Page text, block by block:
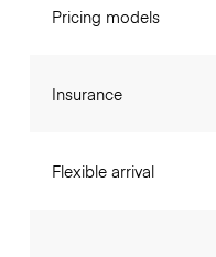
Pricing models
Insurance
Flexible arrival